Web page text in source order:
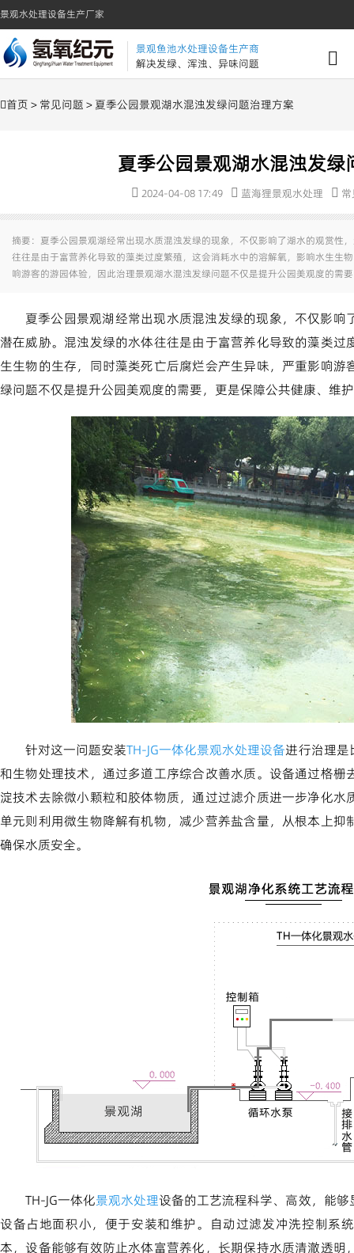
景观水处理设备生产厂家
景观鱼池水处理设备生产商
解决发绿、浑浊、异味问题
首页 > 常见问题 > 夏季公园景观湖水混浊发绿问题治理方案
夏季公园景观湖水混浊发绿
2024-04-08 17:49 蓝海狸景观水处理
摘要：夏季公园景观湖经常出现水质混浊发绿的现象，不仅影响了湖水的观赏性
往往是由于富营养化导致的藻类过度繁殖，这会消耗水中的溶解氧，影响水生生
响游客的游园体验，因此治理景观湖水混浊发绿问题不仅是提升公园美观度的需
夏季公园景观湖经常出现水质混浊发绿的现象，不仅影
潜在威胁。混浊发绿的水体往往是由于富营养化导致的藻类
生生物的生存，同时藻类死亡后腐烂会产生异味，严重影响
绿问题不仅是提升公园美观度的需要，更是保障公共健康、维
针对这一问题安装TH-JG一体化景观水处理设备进行治理是
和生物处理技术，通过多道工序综合改善水质。设备通过格
淀技术去除微小颗粒和胶体物质，通过过滤介质进一步净化
单元则利用微生物降解有机物，减少营养盐含量，从根本上
确保水质安全。
TH-JG一体化景观水处理设备的工艺流程科学、高效，能
设备占地面积小，便于安装和维护。自动过滤发冲洗控制系
本，设备能够有效防止水体富营养化，长期保持水质清澈透